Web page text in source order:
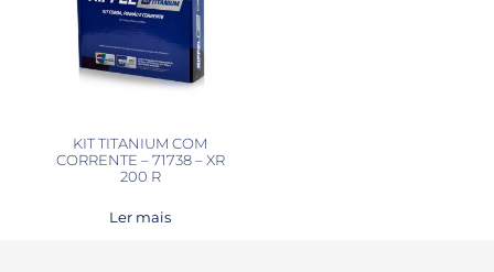
KIT TITANIUM COM
CORRENTE – 71738 – XR
200 R
Ler mais